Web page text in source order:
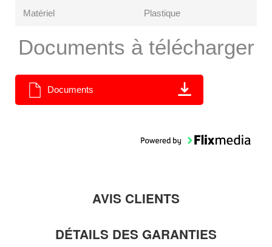
Matériel Plastique
Documents à télécharger
Documents
AVIS CLIENTS
DÉTAILS DES GARANTIES